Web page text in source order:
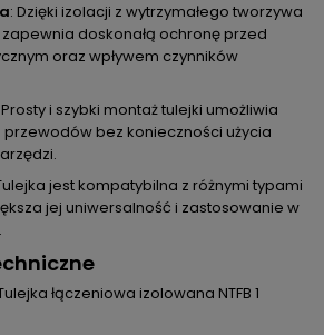
: Dzięki izolacji z wytrzymałego tworzywa
doskonałą ochronę przed
oraz wpływem czynników
Prosty i szybki montaż tulejki umożliwia
przewodów bez konieczności użycia
jest kompatybilna z różnymi typami
jej uniwersalność i zastosowanie w
łączeniowa izolowana NTFB 1